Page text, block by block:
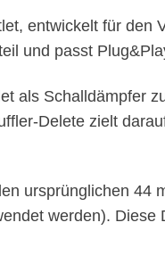
entwickelt für
und passt
als Schalldämpfer
Delete zielt
ursprünglichen
werden).